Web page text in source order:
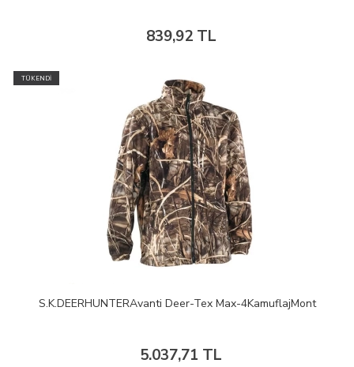
839,92 TL
TÜKENDİ
S.K.DEERHUNTERAvanti Deer-Tex Max-4KamuflajMont
5.037,71 TL